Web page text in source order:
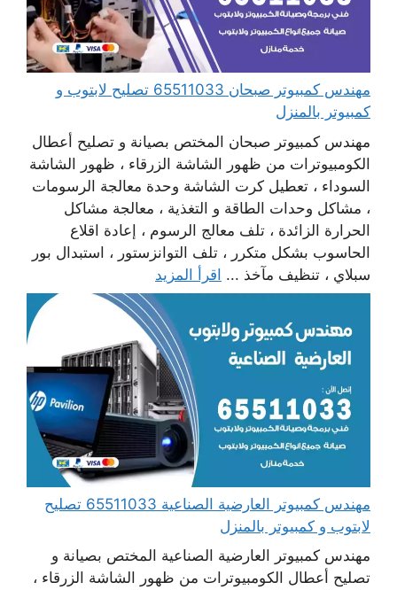
مهندس كمبيوتر صبحان 65511033 تصليح لابتوب و
كمبيوتر بالمنزل
مهندس كمبيوتر صبحان المختص بصيانة و تصليح أعطال
الكومبيوترات من ظهور الشاشة الزرقاء ، ظهور الشاشة
السوداء ، تعطيل كرت الشاشة وحدة معالجة الرسومات
، مشاكل وحدات الطاقة و التغذية ، معالجة مشاكل
الحرارة الزائدة ، تلف معالج الرسوم ، إعادة اقلاع
الحاسوب بشكل متكرر ، تلف التوانزستور ، استبدال بور
سبلاي ، تنظيف مآخذ ... اقرأ المزيد
مهندس كمبيوتر العارضية الصناعية 65511033 تصليح
لابتوب و كمبيوتر بالمنزل
مهندس كمبيوتر العارضية الصناعية المختص بصيانة و
تصليح أعطال الكومبيوترات من ظهور الشاشة الزرقاء ،